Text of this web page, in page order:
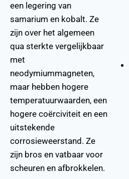
een legering van
samarium en kobalt. Ze
zijn over het algemeen
qua sterkte vergelijkbaar
met
neodymiummagneten,
maar hebben hogere
temperatuurwaarden, een
hogere coërciviteit en een
uitstekende
corrosieweerstand. Ze
zijn bros en vatbaar voor
scheuren en afbrokkelen.